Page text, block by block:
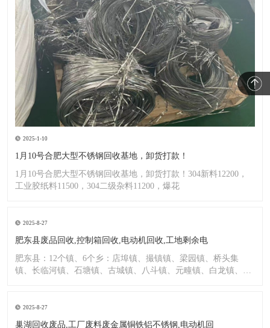
2025-1-10
1月10号合肥大型不锈钢回收基地，卸货打款！
1月10号合肥大型不锈钢回收基地，卸货打款！304新料12200，
工业胶纸料11500，304二级杂料11200，爆花
2025-8-27
肥东县废品回收,控制箱回收,电动机回收,工地剩余电
肥东县：12个镇、6个乡：店埠镇、撮镇镇、梁园镇、桥头集
镇、长临河镇、石塘镇、古城镇、八斗镇、元疃镇、白龙镇、包
2025-8-27
巢湖回收废品,工厂废料废金属铜铁铝不锈钢,电动机回